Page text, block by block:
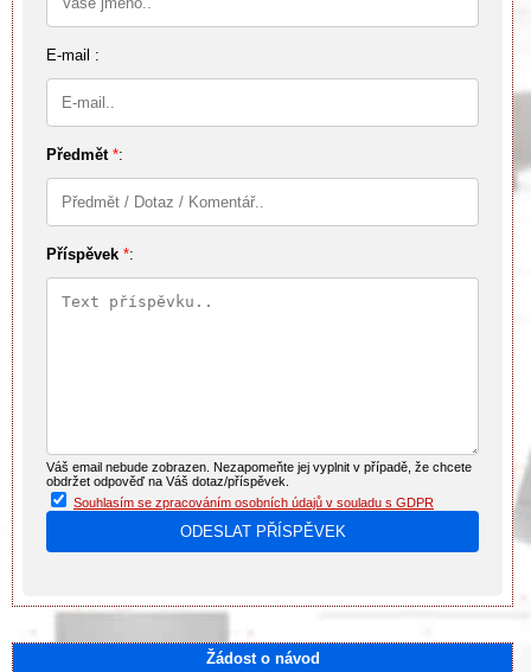
E-mail :
Předmět *:
Příspěvek *:
Váš email nebude zobrazen. Nezapomeňte jej vyplnit v případě, že chcete
obdržet odpověď na Váš dotaz/příspěvek.
Souhlasím se zpracováním osobních údajů v souladu s GDPR
Žádost o návod